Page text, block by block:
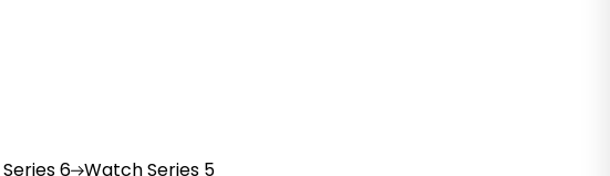
Series 6 WatchSeries 5